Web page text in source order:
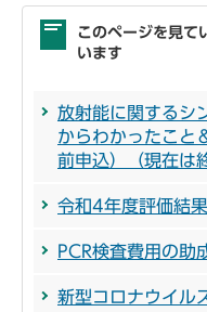
このページを見て
います
放射能に関するシ
からわかったこと
前申込）（現在は
令和4年度評価結果
PCR検査費用の助
新型コロナウイル